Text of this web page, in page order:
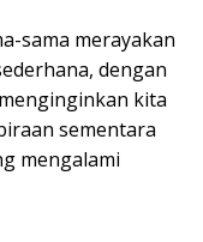
sama merayakan
dengan
kita
sementara
mengalami